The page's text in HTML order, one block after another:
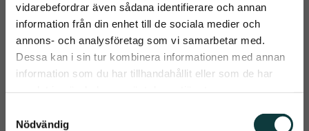
vidarebefordrar även sådana identifierare och annan
information från din enhet till de sociala medier och
annons- och analysföretag som vi samarbetar med.
Dessa kan i sin tur kombinera informationen med annan
information som du har tillhandahållit eller som de har
Nödvändig
Häago Hand
Warmer
Häago Hand
WarmerHandvärmare för
utomhusaktiviteter - Hålls
Ridhandskar Back
on Track
Denna handske är perfekt
att vid ridning. Den är
innehåller vårt Welltex-
599kr
Prenumerera på Emmishopens
nyhetsbrev
Det allra senaste direkt i din inkorg